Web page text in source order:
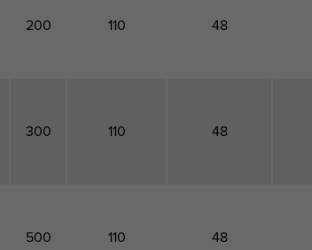
200 110 48
300 110 48
500 110 48